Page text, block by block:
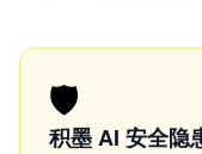
🛡️
积墨 AI 安全隐